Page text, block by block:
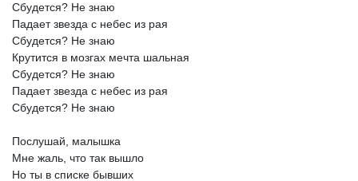
Сбудется? Не знаю
Падает звезда с небес из рая
Сбудется? Не знаю
Крутится в мозгах мечта шальная
Сбудется? Не знаю
Падает звезда с небес из рая
Сбудется? Не знаю
Послушай,
малышка
Мне жаль, что так вышло
Но ты в списке бывших